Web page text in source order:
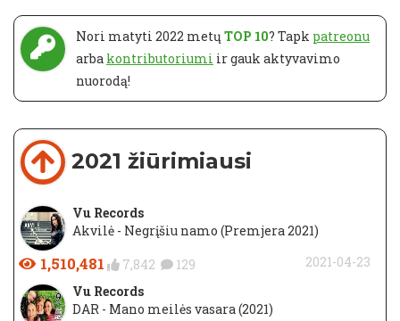
Nori matyti 2022 metų TOP 10? Tapk patreonu
arba kontributoriumi ir gauk aktyvavimo
nuorodą!
2021 žiūrimiausi
Vu Records
Akvilė - Negrįšiu namo (Premjera 2021)
1,510,481 7,842 129
2021-04-23
Vu Records
DAR - Mano meilės vasara (2021)